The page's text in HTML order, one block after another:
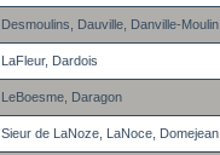
Desmoulins, Dauville, Danville-Moulin
LaFleur, Dardois
LeBoesme, Daragon
Sieur de LaNoze, LaNoce,